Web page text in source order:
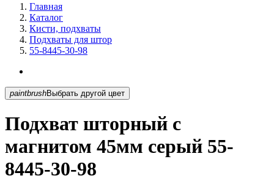
Главная
Каталог
Кисти, подхваты
Подхваты для штор
55-8445-30-98
paintbrush Выбрать другой цвет
Подхват шторный с
магнитом 45мм серый 55-
8445-30-98